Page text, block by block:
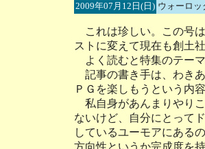
2009年07月12日(日) ウォーロ
これは珍しい。この号
ストに変えて現在も創土
よく読むと特集のテー
記事の書き手は、わき
ＰＧを楽しもうという内
私自身があんまりやり
ないけど、自分にとって
しているユーモアにある
方向性というか完成度を